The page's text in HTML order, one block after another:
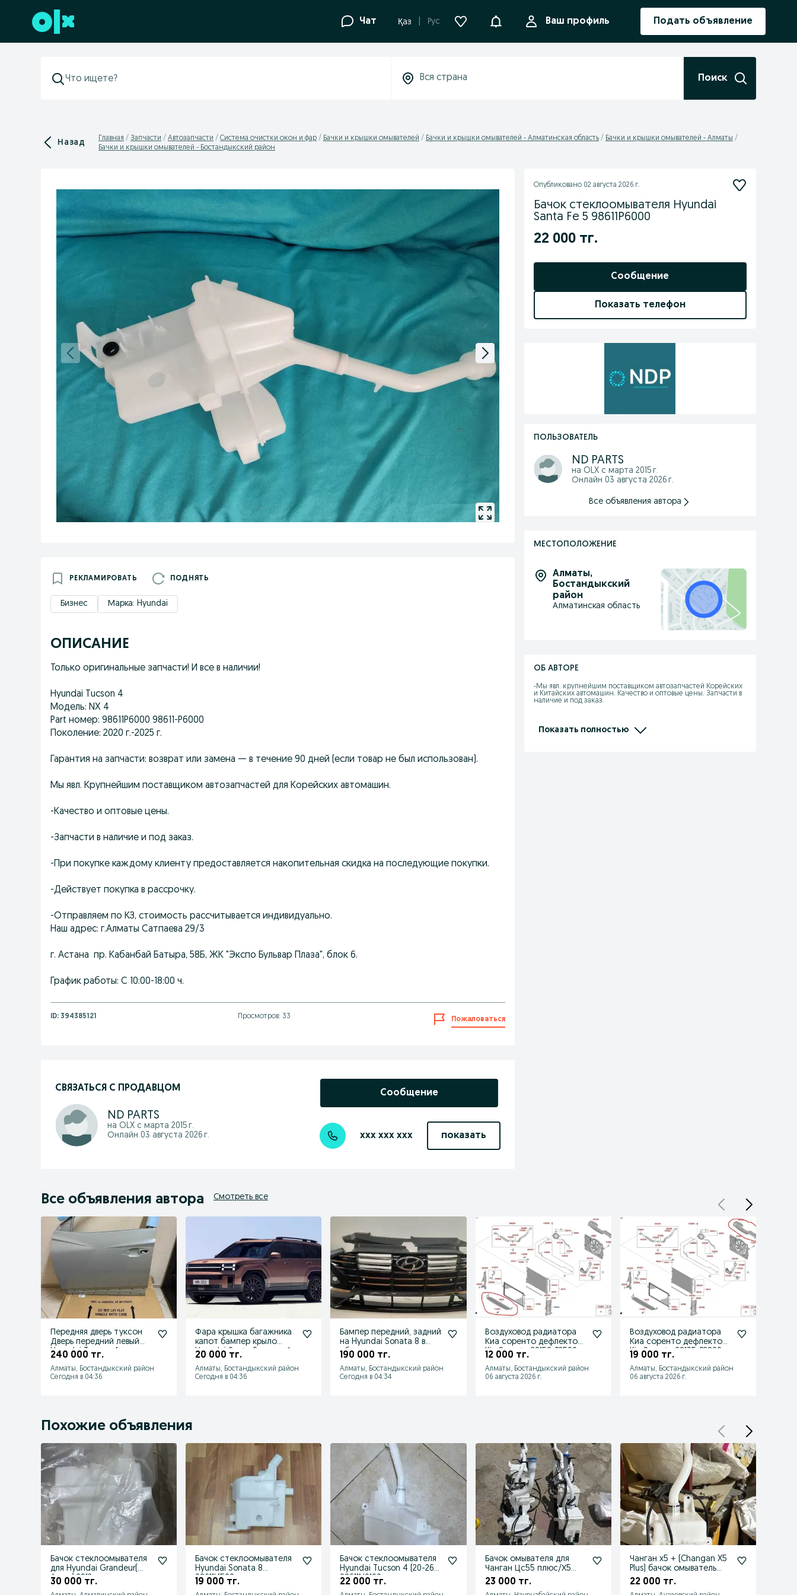
Перейти к нижнему колонтитулу Чат Қаз Рус УведомленияВаш профиль Подать объявление
Поиск
Назад Главная Запчасти Автозапчасти Система очистки окон и фар Бачки и крышки омывателей Бачки и крышки омывателей - Алматинская область
Бачки и крышки омывателей - Алматы
Бачки и крышки омывателей - Бостандыкский район
РЕКЛАМИРОВАТЬ ПОДНЯТЬ
Бизнес Марка: Hyundai
ОПИСАНИЕ
Только оригинальные запчасти! И все в наличии!
Hyundai Tucson 4
Модель: NX 4
Part номер: 98611P6000 98611-P6000
Поколение: 2020 г.-2025 г.
Гарантия на запчасти: возврат или замена — в течение 90 дней (если товар не был использован).
Мы явл. Крупнейшим поставщиком автозапчастей для Корейских автомашин.
-Качество и оптовые цены.
-Запчасти в наличие и под заказ.
-При покупке каждому клиенту предоставляется накопительная скидка на последующие покупки.
-Действует покупка в рассрочку.
-Отправляем по КЗ, стоимость рассчитывается индивидуально.
Наш адрес: г.Алматы Сатпаева 29/3
г. Астана пр. Кабанбай Батыра, 58Б, ЖК "Экспо Бульвар Плаза", блок 6.
График работы: С 10:00-18:00 ч.
ID: 394385121 Просмотров: 33 Пожаловаться
СВЯЗАТЬСЯ С ПРОДАВЦОМ
ND PARTS
на OLX с марта 2015 г.
Онлайн 03 августа 2026 г.
Сообщение
xxx xxx xxx показать
Опубликовано 02 августа 2026 г.
Бачок стеклоомывателя Hyundai
Santa Fe 5 98611P6000
22 000 тг.
Сообщение
Показать телефон
ПОЛЬЗОВАТЕЛЬ
ND PARTS
на OLX с марта 2015 г.
Онлайн 03 августа 2026 г.
Все объявления автора
МЕСТОПОЛОЖЕНИЕ
Алматы,
Бостандыкский
район
Алматинская область
ОБ АВТОРЕ
-Мы явл. крупнейшим поставщиком автозапчастей Корейских
и Китайских автомашин. Качество и оптовые цены. Запчасти в
наличие и под заказ.
- Действует покупка в рассрочку.
Показать полностью
Все объявления автора Смотреть все
Передняя дверь туксон
Дверь передний левый
Hyundai Tucson 4
240 000 тг.
Алматы, Бостандыкский район
Сегодня в 04:36
Фара крышка багажника
капот бампер крыло
Hyundai Santa Fe хендай
20 000 тг.
Алматы, Бостандыкский район
Сегодня в 04:36
Бампер передний, задний
на Hyundai Sonata 8 в
сборе
190 000 тг.
Алматы, Бостандыкский район
Сегодня в 04:34
Воздуховод радиатора
Киа соренто дефлектор
Kia Sorento 29150-P2500
12 000 тг.
Алматы, Бостандыкский район
06 августа 2026 г.
Воздуховод радиатора
Киа соренто дефлектор
Kia Sorento 29135-P2800
19 000 тг.
Алматы, Бостандыкский район
06 августа 2026 г.
Похожие объявления
Бачок стеклоомывателя
для Hyundai Grandeur(
Azera) 2012
30 000 тг.
Бачок стеклоомывателя
Hyundai Sonata 8
98611L1500
19 000 тг.
Бачок стеклоомывателя
Hyundai Tucson 4 (20-26г)
98611N9100
22 000 тг.
Бачок омывателя для
Чанган Цс55 плюс/Х5
плюс
23 000 тг.
Чанган х5 + (Changan X5
Plus) бачок омыватель
оригинал
22 000 тг.